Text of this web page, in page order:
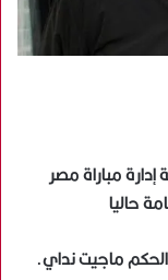
مباراة مصر
ماجيت نداي.